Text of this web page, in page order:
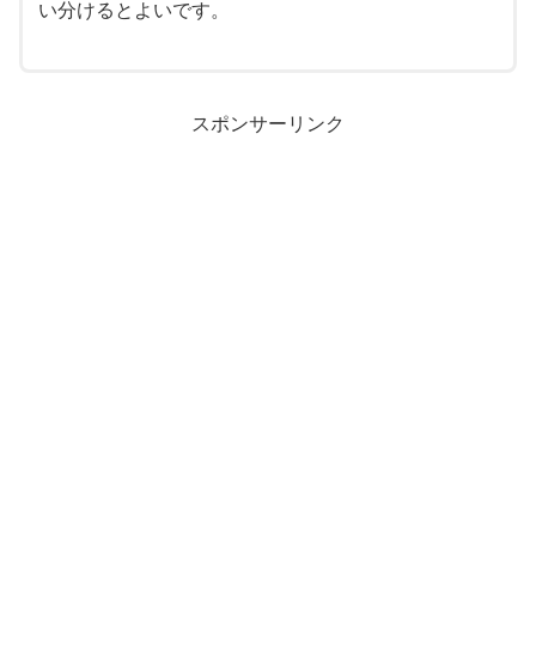
い分けるとよいです。
スポンサーリンク